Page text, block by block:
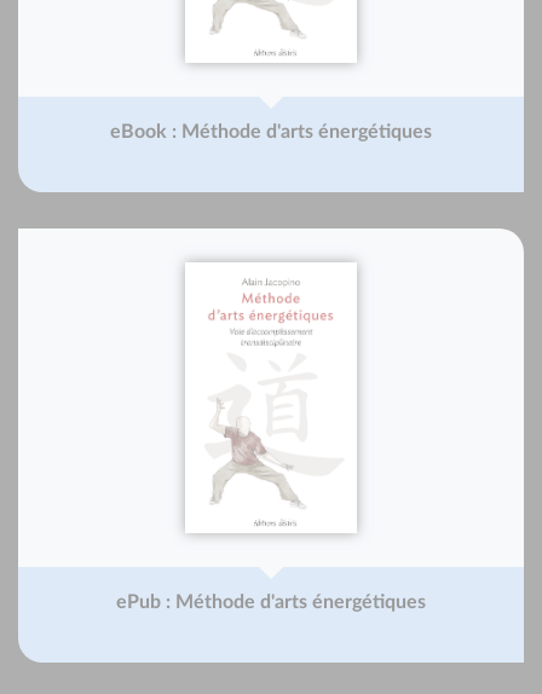
eBook : Méthode d'arts énergétiques
ePub : Méthode d'arts énergétiques